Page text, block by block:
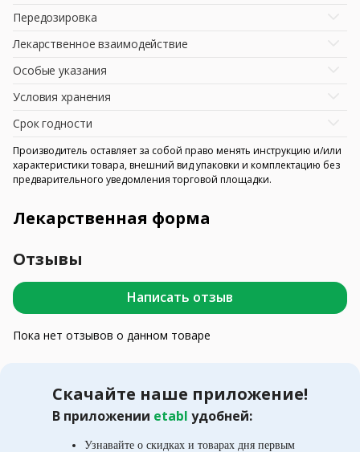
Передозировка
Лекарственное взаимодействие
Особые указания
Условия хранения
Срок годности
Производитель оставляет за собой право менять инструкцию и/или
характеристики товара, внешний вид упаковки и комплектацию без
предварительного уведомления торговой площадки.
Лекарственная форма
Отзывы
Написать отзыв
Пока нет отзывов о данном товаре
Скачайте наше приложение!
В приложении etabl удобней:
Узнавайте о скидках и товарах дня первым